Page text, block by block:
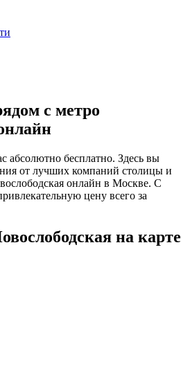
с метро
абсолютно бесплатно. Здесь вы
от лучших компаний столицы и
онлайн в Москве. С
цену всего за
на карте